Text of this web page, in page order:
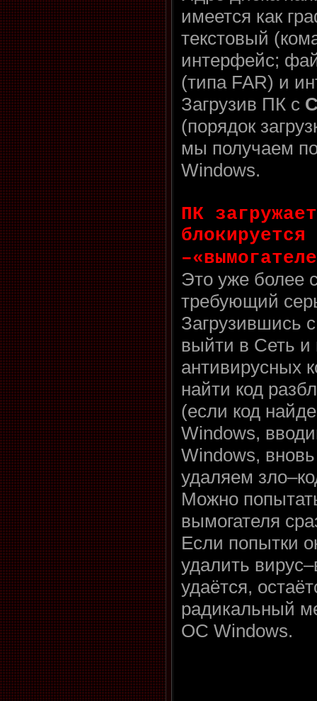
имеется как
текстовый
интерфейс;
(типа FAR) и
Загрузив ПК с
(порядок
мы получаем
Windows.
ПК
блокируется
Это уже более
требующий
Загрузившись
выйти в Сеть и
антивирусных
найти код
(если код
Windows,
Windows,
удаляем
Можно
вымогателя
Если попытки
удалить
удаётся,
радикальный
ОС Windows.